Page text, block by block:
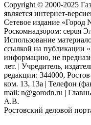
Copyright © 2000-2025
является интернет-
Сетевое издание «Город
Роскомнадзором: серuя
Использование
ссылкой на публикации
информацию, не
лет. | Учредитель,
редакции: 344000,
ком. 13, 13а | Телефон
mail: n@gorodn.ru |
А.В.
Ростовский деловой